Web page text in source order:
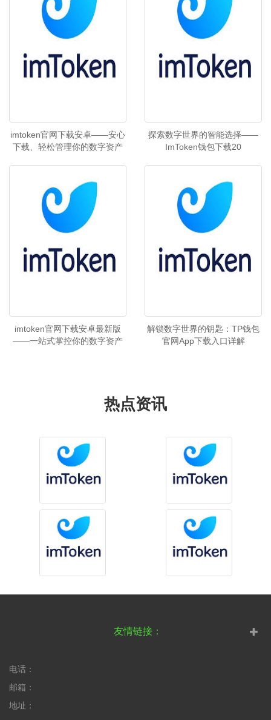
imtoken官网下载安卓——安心
下载、轻松管理你的数字资产
探索数字世界的智能选择——
ImToken钱包下载20
imtoken官网下载安卓最新版
——一站式掌控你的数字资产
解锁数字世界的钥匙：TP钱包
官网App下载入口详解
热点资讯
友情链接：
电话：
邮箱：
地址：